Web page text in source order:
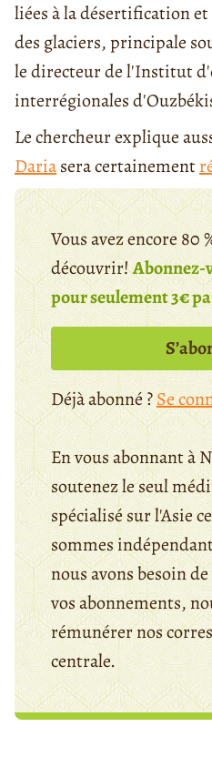
liées à la désertification
des glaciers, principale
le directeur de l'Institut
interrégionales
Le chercheur explique
Dariasera certainement
Vous avez encore 80
découvrir!
pour seulement 3€
Déjà abonné ?Se
En vous abonnant à
soutenez le seul
spécialisé sur l'Asie
sommes
nous avons besoin
vos abonnements,
rémunérer nos
centrale.